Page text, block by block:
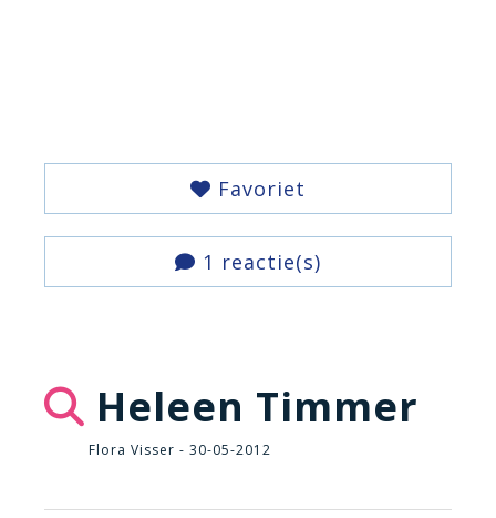
Favoriet
1 reactie(s)
Heleen Timmer
Flora Visser - 30-05-2012